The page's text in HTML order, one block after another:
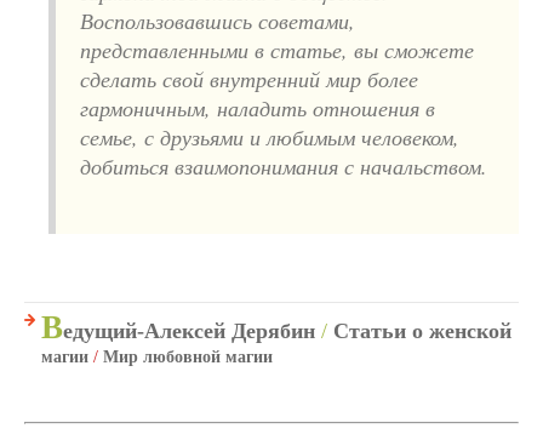
Воспользовавшись советами,
представленными в статье, вы сможете
сделать свой внутренний мир более
гармоничным, наладить отношения в
семье, с друзьями и любимым человеком,
добиться взаимопонимания с начальством.
Ведущий-Алексей Дерябин / Статьи о женской
магии / Мир любовной магии